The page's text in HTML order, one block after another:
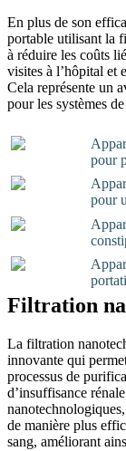
En plus de son
portable utilisant la
à réduire les coûts
visites à l’hôpital et
Cela représente un
pour les systèmes de
pour
pour
Filtration
La filtration
innovante qui
processus de
d’insuffisance
de manière plus
sang, améliorant